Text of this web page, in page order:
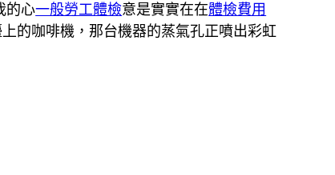
的心一般勞工體檢意是實實在在體檢費用
的咖啡機，那台機器的蒸氣孔正噴出彩虹